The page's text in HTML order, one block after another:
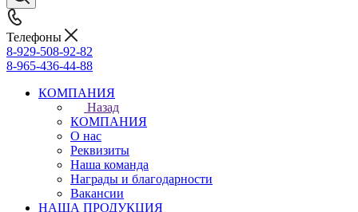
Телефоны
8-929-508-92-82
8-965-436-44-88
КОМПАНИЯ
Назад
КОМПАНИЯ
О нас
Реквизиты
Наша команда
Награды и благодарности
Вакансии
НАША ПРОДУКЦИЯ